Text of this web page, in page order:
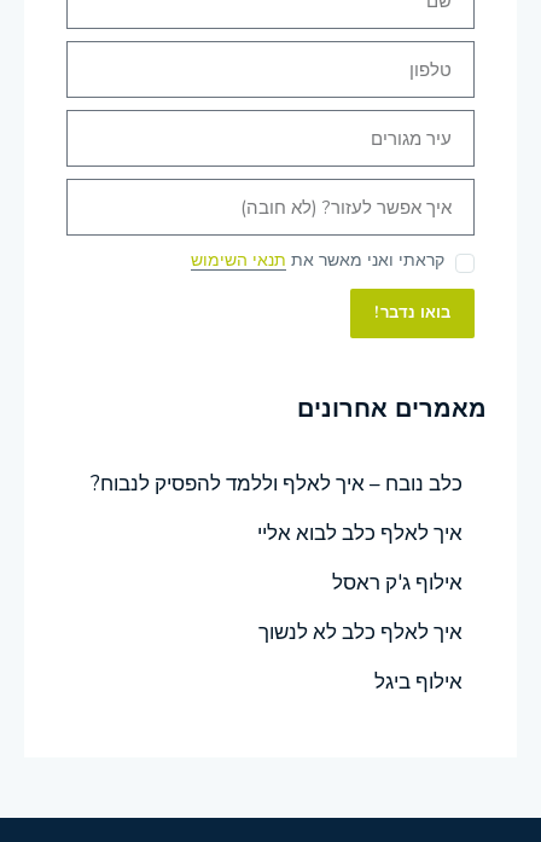
קראתי ואני מאשר את תנאי השימוש
בואו נדבר!
מאמרים אחרונים
כלב נובח – איך לאלף וללמד להפסיק לנבוח?
איך לאלף כלב לבוא אליי
אילוף ג'ק ראסל
איך לאלף כלב לא לנשוך
אילוף ביגל